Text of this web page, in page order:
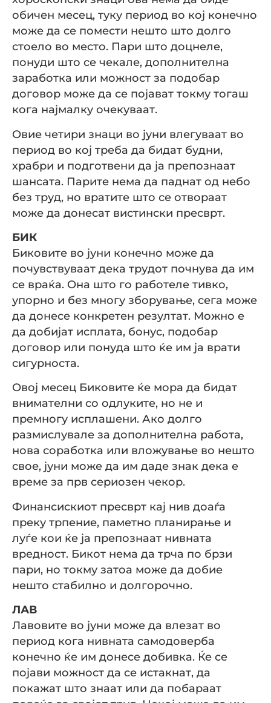
обичен месец, туку период во кој конечно
може да се помести нешто што долго
стоело во место. Пари што доцнеле,
понуди што се чекале, дополнителна
заработка или можност за подобар
договор може да се појават токму тогаш
кога најмалку очекуваат.
Овие четири знаци во јуни влегуваат во
период во кој треба да бидат будни,
храбри и подготвени да ја препознаат
шансата. Парите нема да паднат од небо
без труд, но вратите што се отвораат
може да донесат вистински пресврт.
БИК
Биковите во јуни конечно може да
почувствуваат дека трудот почнува да им
се враќа. Она што го работеле тивко,
упорно и без многу зборување, сега може
да донесе конкретен резултат. Можно е
да добијат исплата, бонус, подобар
договор или понуда што ќе им ја врати
сигурноста.
Овој месец Биковите ќе мора да бидат
внимателни со одлуките, но не и
премногу исплашени. Ако долго
размислувале за дополнителна работа,
нова соработка или вложување во нешто
свое, јуни може да им даде знак дека е
време за прв сериозен чекор.
Финансискиот пресврт кај нив доаѓа
преку трпение, паметно планирање и
луѓе кои ќе ја препознаат нивната
вредност. Бикот нема да трча по брзи
пари, но токму затоа може да добие
нешто стабилно и долгорочно.
ЛАВ
Лавовите во јуни може да влезат во
период кога нивната самодоверба
конечно ќе им донесе добивка. Ќе се
појави можност да се истакнат, да
покажат што знаат или да побараат